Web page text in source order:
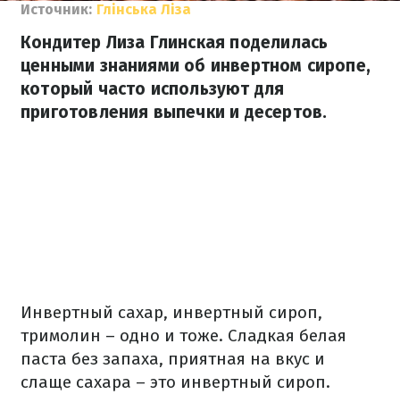
Источник: Глінська Ліза
Кондитер Лиза Глинская поделилась
ценными знаниями об инвертном сиропе,
который часто используют для
приготовления выпечки и десертов.
Инвертный сахар, инвертный сироп,
тримолин – одно и тоже. Сладкая белая
паста без запаха, приятная на вкус и
слаще сахара – это инвертный сироп.